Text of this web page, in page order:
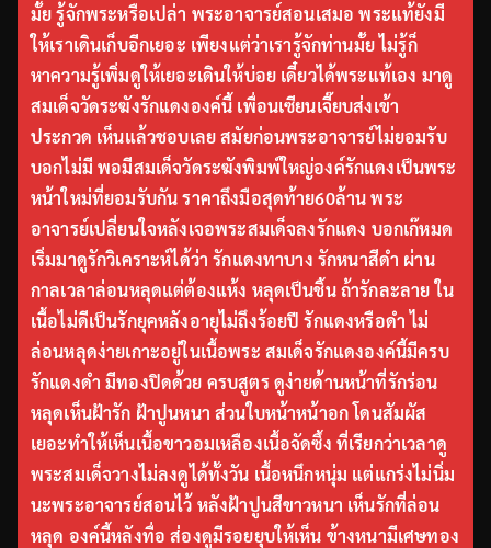
มั้ย รู้จักพระหรือเปล่า พระอาจารย์สอนเสมอ พระแท้ยังมี
ให้เราเดินเก็บอีกเยอะ เพียงแต่ว่าเรารู้จักท่านมั้ย ไม่รู้ก็
หาความรู้เพิ่มดูให้เยอะเดินให้บ่อย เดี๋ยวได้พระแท้เอง มาดู
สมเด็จวัดระฆังรักแดงองค์นี้ เพื่อนเซียนเจี๊ยบส่งเข้า
ประกวด เห็นแล้วชอบเลย สมัยก่อนพระอาจารย์ไม่ยอมรับ
บอกไม่มี พอมีสมเด็จวัดระฆังพิมพ์ใหญ่องค์รักแดงเป็นพระ
หน้าใหม่ที่ยอมรับกัน ราคาถึงมือสุดท้าย60ล้าน พระ
อาจารย์เปลี่ยนใจหลังเจอพระสมเด็จลงรักแดง บอกเก๊หมด
เริ่มมาดูรักวิเคราะห์ได้ว่า รักแดงทาบาง รักหนาสีดำ ผ่าน
กาลเวลาล่อนหลุดแต่ต้องแห้ง หลุดเป็นชิ้น ถ้ารักละลาย ใน
เนื้อไม่ดีเป็นรักยุคหลังอายุไม่ถึงร้อยปี รักแดงหรือดำ ไม่
ล่อนหลุดง่ายเกาะอยู่ในเนื้อพระ สมเด็จรักแดงองค์นี้มีครบ
รักแดงดำ มีทองปิดด้วย ครบสูตร ดูง่ายด้านหน้าที่รักร่อน
หลุดเห็นฝ้ารัก ฝ้าปูนหนา ส่วนใบหน้าหน้าอก โดนสัมผัส
เยอะทำให้เห็นเนื้อขาวอมเหลืองเนื้อจัดซึ้ง ที่เรียกว่าเวลาดู
พระสมเด็จวางไม่ลงดูได้ทั้งวัน เนื้อหนึกหนุ่ม แต่แกร่งไม่นิ่ม
นะพระอาจารย์สอนไว้ หลังฝ้าปูนสีขาวหนา เห็นรักที่ล่อน
หลุด องค์นี้หลังทื่อ ส่องดูมีรอยยุบให้เห็น ข้างหนามีเศษทอง